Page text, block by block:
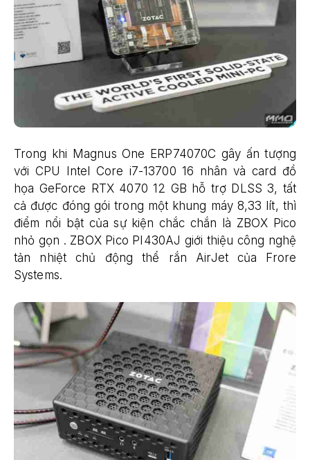
Trong khi Magnus One ERP74070C gây ấn tượng
với CPU Intel Core i7-13700 16 nhân và card đồ
họa GeForce RTX 4070 12 GB hỗ trợ DLSS 3, tất
cả được đóng gói trong một khung máy 8,33 lít, thì
điểm nổi bật của sự kiện chắc chắn là ZBOX Pico
nhỏ gọn . ZBOX Pico PI430AJ giới thiệu công nghệ
tản nhiệt chủ động thể rắn AirJet của Frore
Systems.